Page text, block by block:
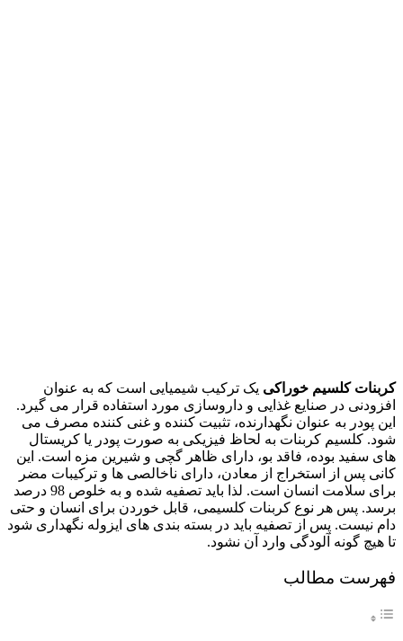
کربنات کلسیم خوراکی یک ترکیب شیمیایی است که به عنوان
افزودنی در صنایع غذایی و داروسازی مورد استفاده قرار می گیرد.
این پودر به عنوان نگهدارنده، تثبیت کننده و غنی کننده مصرف می
شود. کلسیم کربنات به لحاظ فیزیکی به صورت پودر یا کریستال
های سفید بوده، فاقد بو، دارای ظاهر گچی و شیرین مزه است. این
کانی پس از استخراج از معادن، دارای ناخالصی ها و ترکیبات مضر
برای سلامت انسان است. لذا باید تصفیه شده و به خلوص 98 درصد
برسد. پس هر نوع کربنات کلسیمی، قابل خوردن برای انسان و حتی
دام نیست. پس از تصفیه باید در بسته بندی های ایزوله نگهداری شود
تا هیچ گونه آلودگی وارد آن نشود.
فهرست مطالب